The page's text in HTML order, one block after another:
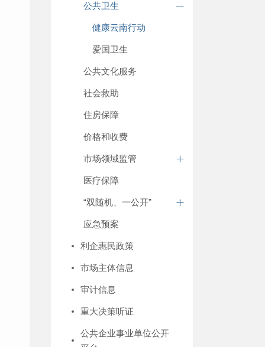
公共卫生
健康云南行动
爱国卫生
公共文化服务
社会救助
住房保障
价格和收费
市场领域监管
医疗保障
“双随机、一公开”
应急预案
利企惠民政策
市场主体信息
审计信息
重大决策听证
公共企业事业单位公开